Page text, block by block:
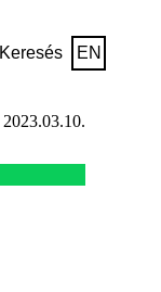
Keresés EN
2023.03.10.